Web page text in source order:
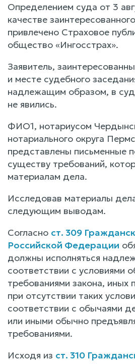
Определением суда от 3
качестве
привлечено Страховое
общество «Ингосстрах».
Заявитель,
и месте судебного
надлежащим образом, в
не явились.
ФИО1, нотариусом
нотариального округа
представлены письменные
существу требований,
материалам дела.
Исследовав материалы
следующим выводам.
Согласно ст. 309
Российской Федерации
должны исполняться
соответствии с условиями
требованиями закона, иных
при отсутствии таких
соответствии с обычаями
или иными обычно
требованиями.
Исходя из ст. 310